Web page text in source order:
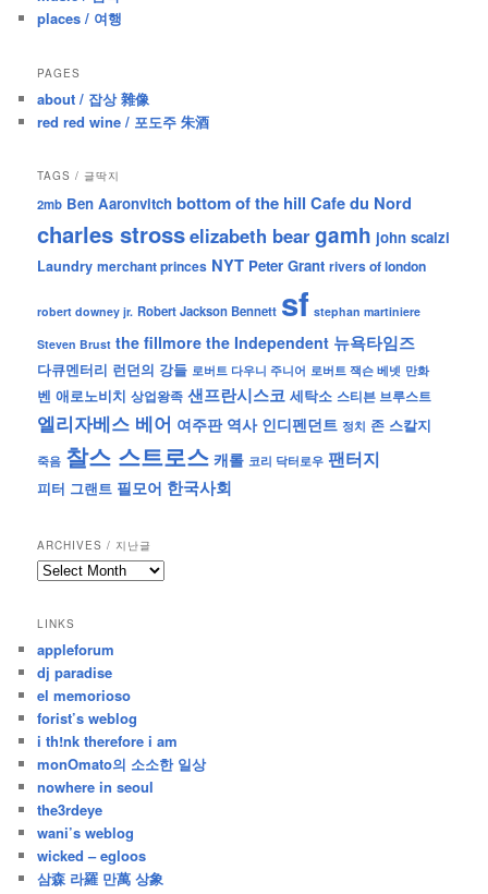
places / 여행
PAGES
about / 잡상 雜像
red red wine / 포도주 朱酒
TAGS / 글딱지
2mb Ben Aaronvitch bottom of the hill Cafe du Nord
charles strosselizabeth beargamh john scalzi
Laundry merchant princes NYT Peter Grant rivers of london
robert downey jr. Robert Jackson Bennett sf stephan martiniere
Steven Brust the fillmore the Independent 뉴욕타임즈
다큐멘터리 런던의 강들 로버트 다우니 주니어 로버트 잭슨 베넷 만화
벤 애로노비치 상업왕족 샌프란시스코 세탁소 스티븐 브루스트
엘리자베스 베어 여주판 역사 인디펜던트 정치 존 스칼지
죽음 찰스 스트로스 캐롤 코리 닥터로우 팬터지
피터 그랜트 필모어 한국사회
ARCHIVES / 지난글
archives
난
글
LINKS
appleforum
dj paradise
el memorioso
forist’s weblog
i th!nk therefore i am
monOmato의 소소한 일상
nowhere in seoul
the3rdeye
wani’s weblog
wicked – egloos
삼森 라羅 만萬 상象